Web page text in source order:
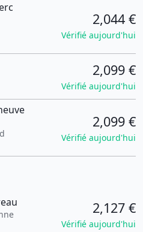
2,044 €
Vérifié aujourd'hui
2,099 €
Vérifié aujourd'hui
2,099 €
Vérifié aujourd'hui
2,127 €
Vérifié aujourd'hui